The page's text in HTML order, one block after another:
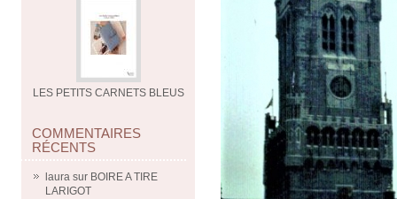
LES PETITS CARNETS BLEUS
COMMENTAIRES
RÉCENTS
laura sur BOIRE A TIRE
LARIGOT